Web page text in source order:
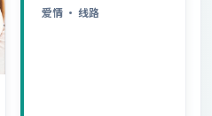
爱情 · 线路